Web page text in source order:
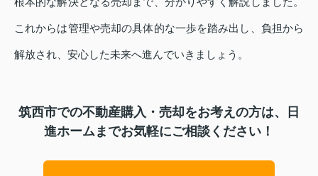
これからは管理や売却の具体的な一歩を踏み出し、負担から
解放され、安心した未来へ進んでいきましょう。
筑西市での不動産購入・売却をお考えの方は、日
進ホームまでお気軽にご相談ください！